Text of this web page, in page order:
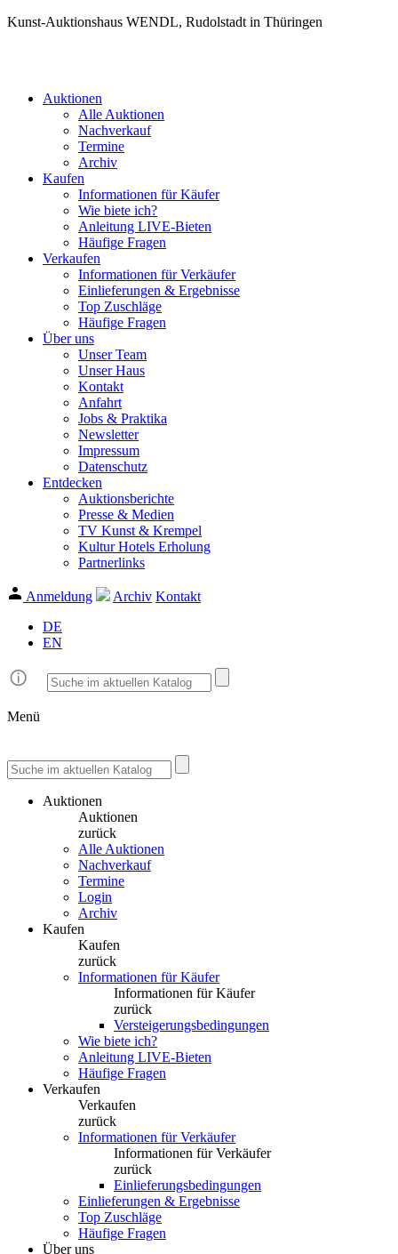
Kunst-Auktionshaus WENDL, Rudolstadt in Thüringen
Auktionen
Alle Auktionen
Nachverkauf
Termine
Archiv
Kaufen
Informationen für Käufer
Wie biete ich?
Anleitung LIVE-Bieten
Häufige Fragen
Verkaufen
Informationen für Verkäufer
Einlieferungen & Ergebnisse
Top Zuschläge
Häufige Fragen
Über uns
Unser Team
Unser Haus
Kontakt
Anfahrt
Jobs & Praktika
Newsletter
Impressum
Datenschutz
Entdecken
Auktionsberichte
Presse & Medien
TV Kunst & Krempel
Kultur Hotels Erholung
Partnerlinks
Anmeldung Archiv Kontakt
DE
EN
Menü
Auktionen
Auktionen
zurück
Alle Auktionen
Nachverkauf
Termine
Login
Archiv
Kaufen
Kaufen
zurück
Informationen für Käufer
Informationen für Käufer
zurück
Versteigerungsbedingungen
Wie biete ich?
Anleitung LIVE-Bieten
Häufige Fragen
Verkaufen
Verkaufen
zurück
Informationen für Verkäufer
Informationen für Verkäufer
zurück
Einlieferungsbedingungen
Einlieferungen & Ergebnisse
Top Zuschläge
Häufige Fragen
Über uns